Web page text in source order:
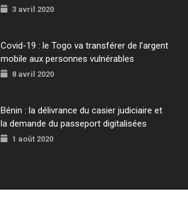
3 avril 2020
Covid-19 : le Togo va transférer de l’argent
mobile aux personnes vulnérables
8 avril 2020
Bénin : la délivrance du casier judiciaire et
la demande du passeport digitalisées
1 août 2020